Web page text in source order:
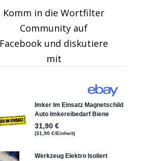
Komm in die Wortfilter
Community auf
Facebook und diskutiere
mit